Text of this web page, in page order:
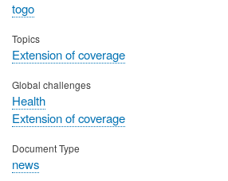
togo
Topics
Extension of coverage
Global challenges
Health
Extension of coverage
Document Type
news